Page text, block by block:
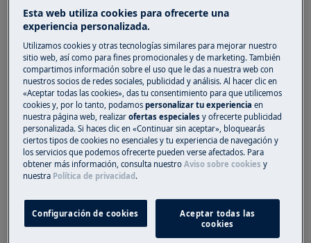
electrodomésticos de encastre, donde no es
posible desconectarlo a través de su enchufe,
debe desconectarlo a través del cuadro
eléctrico general.
Si el restablecimiento del aparato falla, los
siguientes códigos de error en la pantalla del
horno/cocina significan que se necesita la visita
de un técnico de servicio:
F101 F2 F3
Esta web utiliza cookies para ofrecerte una
experiencia personalizada.
Utilizamos cookies y otras tecnologías similares para mejorar nuestro
sitio web, así como para fines promocionales y de marketing. También
compartimos información sobre el uso que le das a nuestra web con
nuestros socios de redes sociales, publicidad y análisis. Al hacer clic en
«Aceptar todas las cookies», das tu consentimiento para que utilicemos
cookies y, por lo tanto, podamospersonalizar tu experienciaen
nuestra página web, realizarofertas especiales y ofrecerte publicidad
personalizada. Si haces clic en «Continuar sin aceptar», bloquearás
ciertos tipos de cookies no esenciales y tu experiencia de navegación y
los servicios que podemos ofrecerte pueden verse afectados. Para
obtener más información, consulta nuestroAviso sobre cookies y
nuestra Política de privacidad .
Configuración de cookies
Aceptar todas las
cookies